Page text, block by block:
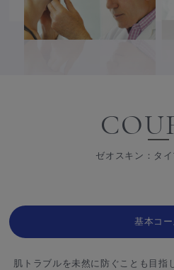
ゼオスキン：タ
基本コー
肌トラブルを未然に防ぐことも目指